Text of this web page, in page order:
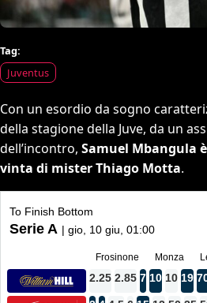
Tag:
Juventus
Con un esordio da sogno
della stagione della Juve, da un
dell’incontro, Samuel Mbangula
vinta di mister Thiago Motta.